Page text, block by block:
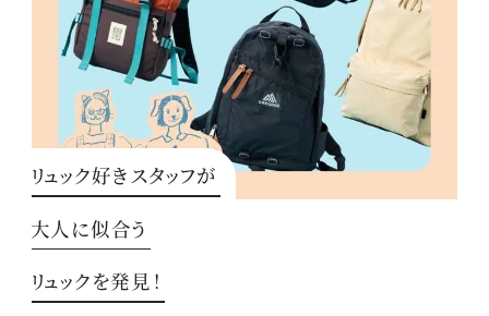
リュック好きスタッフが
大人に似合う
リュックを発見！